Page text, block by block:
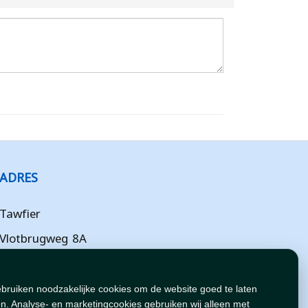
noodzakelijke cookies om de website goed te laten
Analyse- en marketingcookies gebruiken wij alleen met
ADRES
Tawfier
Vlotbrugweg 8A
Flevoland